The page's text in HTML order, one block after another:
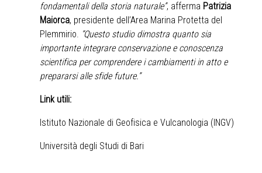
fondamentali della storia naturale”, afferma Patrizia
Maiorca, presidente dell’Area Marina Protetta del
Plemmirio. “Questo studio dimostra quanto sia
importante integrare conservazione e conoscenza
scientifica per comprendere i cambiamenti in atto e
prepararsi alle sfide future.”
Link utili:
Istituto Nazionale di Geofisica e Vulcanologia (INGV)
Università degli Studi di Bari